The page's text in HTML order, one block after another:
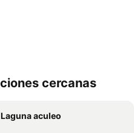
cercanas
Laguna aculeo